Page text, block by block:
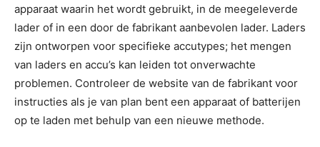
apparaat waarin het wordt gebruikt, in de meegeleverde
lader of in een door de fabrikant aanbevolen lader. Laders
zijn ontworpen voor specifieke accutypes; het mengen
van laders en accu’s kan leiden tot onverwachte
problemen. Controleer de website van de fabrikant voor
instructies als je van plan bent een apparaat of batterijen
op te laden met behulp van een nieuwe methode.